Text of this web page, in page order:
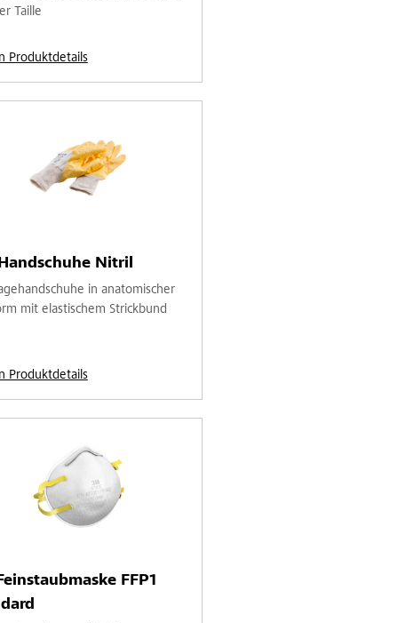
Taille
Produktdetails
Nitril
in anatomischer
mit elastischem Strickbund
Produktdetails
FFP1